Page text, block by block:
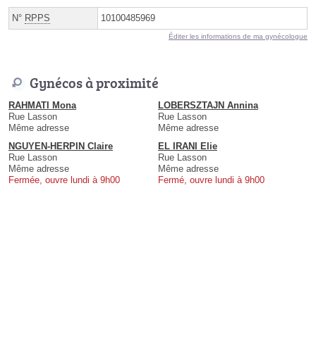
N° RPPS 10100485969
Éditer les informations de ma gynécologue
Gynécos à proximité
RAHMATI Mona
Rue Lasson
Même adresse
LOBERSZTAJN Annina
Rue Lasson
Même adresse
NGUYEN-HERPIN Claire
Rue Lasson
Même adresse
Fermée, ouvre lundi à 9h00
EL IRANI Elie
Rue Lasson
Même adresse
Fermé, ouvre lundi à 9h00